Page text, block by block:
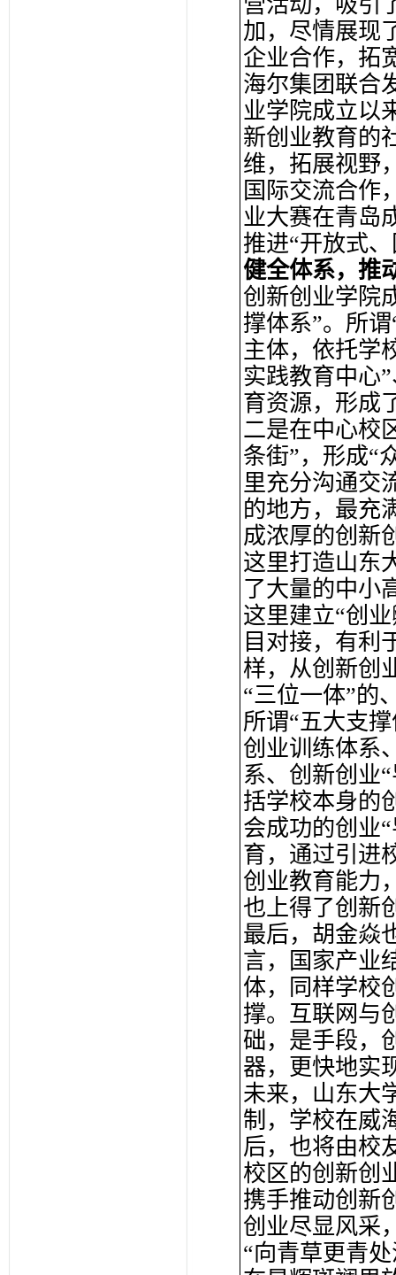
加，尽情展现
企业合作，拓
海尔集团联合
业学院成立以
新创业教育的
维，拓展视野
国际交流合作
业大赛在青岛
推进“开放式
健全体系，推
创新创业学院
撑体系”。所
主体，依托学
实践教育中心
育资源，形成
二是在中心校
条街”，形成“
里充分沟通交
的地方，最充
成浓厚的创新
这里打造山东
了大量的中小
这里建立“创
目对接，有利
样，从创新创
“三位一体”的
所谓“五大支
创业训练体系
系、创新创业
括学校本身的
会成功的创业
育，通过引进
创业教育能力
也上得了创新
最后，胡金焱
言，国家产业
体，同样学校
撑。互联网与
础，是手段，
器，更快地实
未来，山东大
制，学校在威
后，也将由校
校区的创新创
携手推动创新
创业尽显风采
“向青草更青